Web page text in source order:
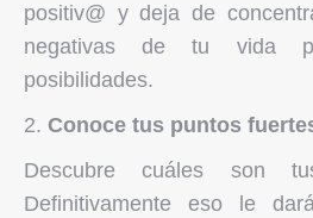
positiv@ y deja de
negativas de tu vida
posibilidades.
Conoce tus puntos
Descubre cuáles son
Definitivamente eso le